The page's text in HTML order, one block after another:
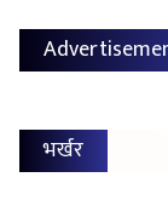
भर्खर